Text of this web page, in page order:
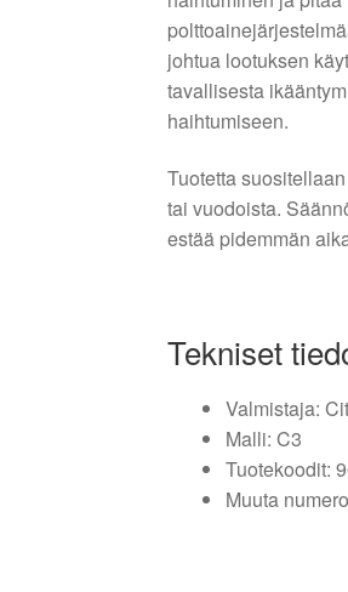
johtua lootuksen
tavallisesta
haihtumiseen.
Tuotetta
tai vuodoista.
estää pidemmän
Tekniset
Valmistaja:
Malli: C3
Tuotekoodit:
Muuta